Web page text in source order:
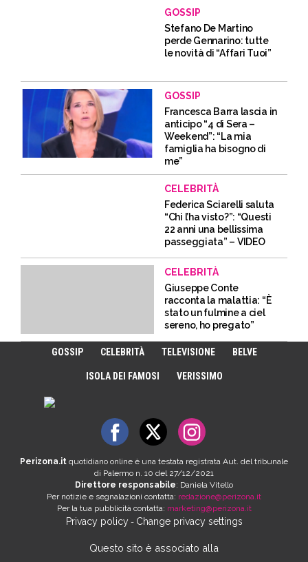
GOSSIP
Stefano De Martino
perde Gennarino: tutte
le novità di “Affari Tuoi”
GOSSIP
Francesca Barra lascia in
anticipo “4 di Sera –
Weekend”: “La mia
famiglia ha bisogno di
me”
CELEBRITÀ
Federica Sciarelli saluta
“Chi l’ha visto?”: “Questi
22 anni una bellissima
passeggiata” – VIDEO
CELEBRITÀ
Giuseppe Conte
racconta la malattia: “È
stato un fulmine a ciel
sereno, ho pregato”
GOSSIP CELEBRITÀ TELEVISIONE BELVE
ISOLA DEI FAMOSI VERISSIMO
Perizona.it quotidiano online è una testata registrata Aut. del tribunale
di Palermo n. 10 del 27/12/2021
Direttore responsabile: Daniela Vitello
Per notizie e segnalazioni contatta: redazione@perizona.it
Per la tua pubblicità contatta: marketing@perizona.it
Privacy policy- Change privacy settings
Questo sito è associato alla